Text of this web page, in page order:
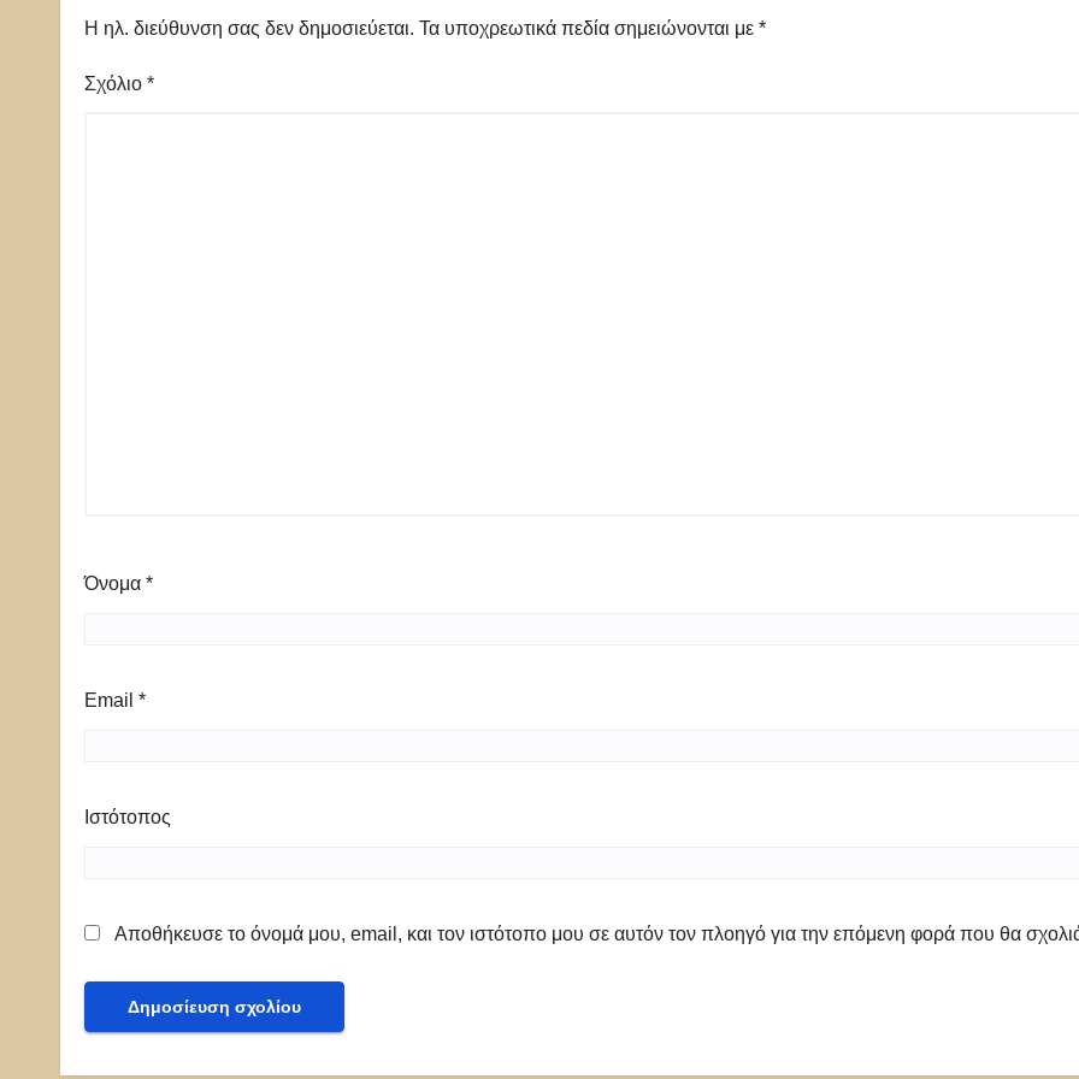
Η ηλ. διεύθυνση σας δεν δημοσιεύεται. Τα υποχρεωτικά πεδία σημειώνονται με *
Σχόλιο *
Όνομα *
Email *
Ιστότοπος
Αποθήκευσε το όνομά μου, email, και τον ιστότοπο μου σε αυτόν τον πλοηγό για την επόμενη φορά που θα